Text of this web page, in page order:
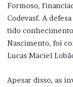
Formoso,
Codevasf. A
tido
Nascimento, foi
Lucas Maciel
Apesar disso, as